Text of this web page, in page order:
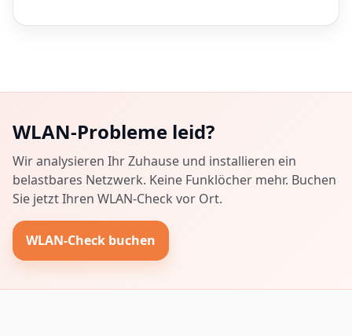
WLAN-Probleme leid?
Wir analysieren Ihr Zuhause und installieren ein
belastbares Netzwerk. Keine Funklöcher mehr. Buchen
Sie jetzt Ihren WLAN-Check vor Ort.
WLAN-Check buchen